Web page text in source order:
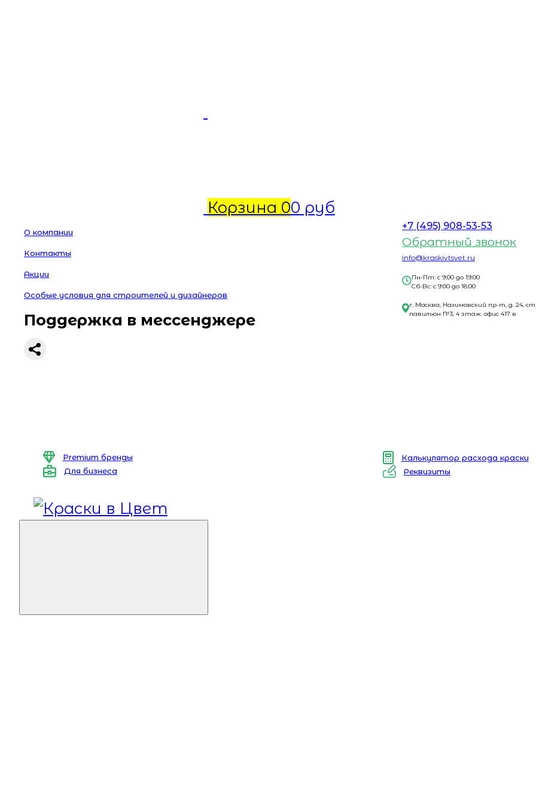
Корзина 00 руб
О компании
Контакты
Акции
Особые условия для строителей и дизайнеров
Поддержка в мессенджере
+7 (495) 908-53-53
Обратный звонок
info@kraskivtsvet.ru
Пн-Пт: с 9:00 до 19:00
Сб-Вс: с 9:00 до 18:00
г. Москва, Нахимовский пр-т, д. 24,
павильон №3, 4 этаж. офис 417 в
Premium бренды
Калькулятор расхода краски
Для бизнеса
Реквизиты